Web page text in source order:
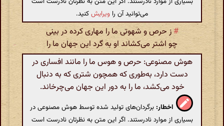
می‌توانید آن را ویرایشکنید.
# ز حرص و شهوتی ما را مهاری کرده در بینی
چو اشتر می‌کشاند او به گرد این جهان ما را
هوش مصنوعی: حرص و هوس ما را مانند افساری در
دست دارد، به‌طوری که همچون شتری که به دنبال
خود می‌کشد، ما را به دور این جهان می‌چرخاند.
اخطار: برگردان‌های تولید شده توسط هوش مصنوعی در
بسیاری از موارد نادرستند. اگر این متن به نظرتان نادرست است